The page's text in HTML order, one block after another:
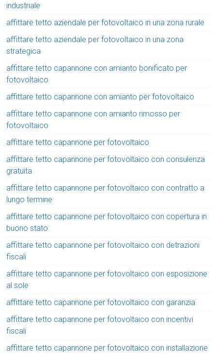
industriale
affittare tetto aziendale per fotovoltaico in una zona rurale
affittare tetto aziendale per fotovoltaico in una zona
strategica
affittare tetto capannone con amianto bonificato per
fotovoltaico
affittare tetto capannone con amianto per fotovoltaico
affittare tetto capannone con amianto rimosso per
fotovoltaico
affittare tetto capannone per fotovoltaico
affittare tetto capannone per fotovoltaico con consulenza
gratuita
affittare tetto capannone per fotovoltaico con contratto a
lungo termine
affittare tetto capannone per fotovoltaico con copertura in
buono stato
affittare tetto capannone per fotovoltaico con detrazioni
fiscali
affittare tetto capannone per fotovoltaico con esposizione
al sole
affittare tetto capannone per fotovoltaico con garanzia
affittare tetto capannone per fotovoltaico con incentivi
fiscali
affittare tetto capannone per fotovoltaico con installazione